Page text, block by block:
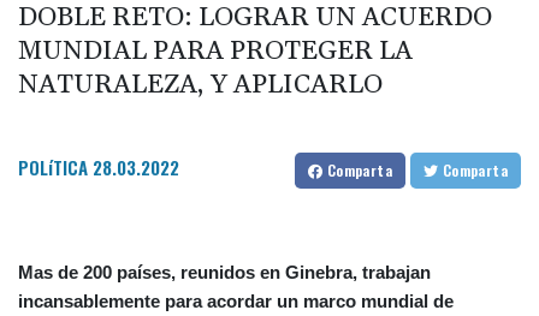
DOBLE RETO: LOGRAR UN ACUERDO
MUNDIAL PARA PROTEGER LA
NATURALEZA, Y APLICARLO
POLíTICA 28.03.2022 Comparta Comparta
Mas de 200 países, reunidos en Ginebra, trabajan
incansablemente para acordar un marco mundial de